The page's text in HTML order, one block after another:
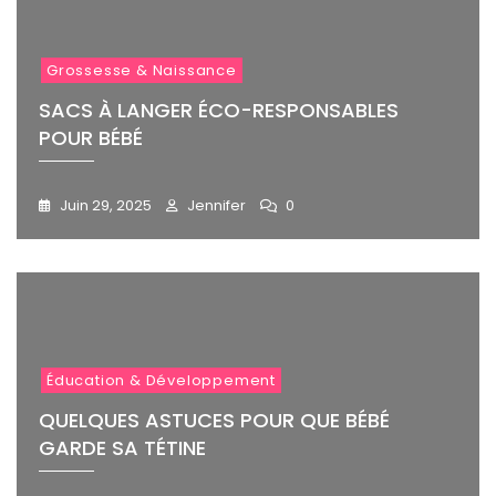
Grossesse & Naissance
SACS À LANGER ÉCO-RESPONSABLES
POUR BÉBÉ
Juin 29, 2025 Jennifer 0
Éducation & Développement
QUELQUES ASTUCES POUR QUE BÉBÉ
GARDE SA TÉTINE